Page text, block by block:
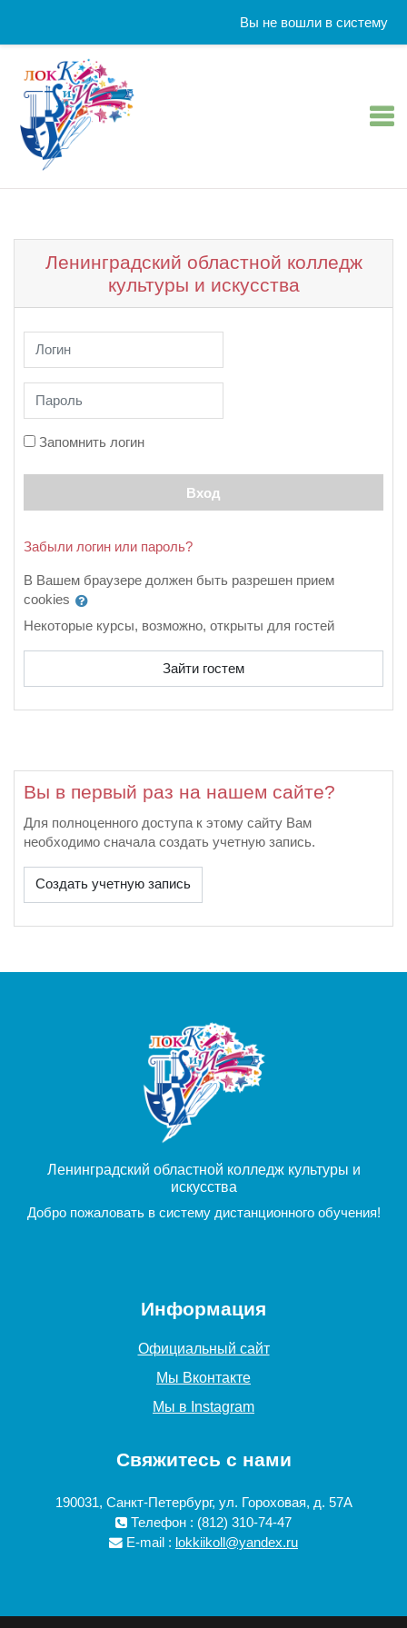
Вы не вошли в систему
Ленинградский областной колледж
культуры и искусства
Запомнить логин
Вход
Забыли логин или пароль?
В Вашем браузере должен быть разрешен прием
cookies
Некоторые курсы, возможно, открыты для гостей
Зайти гостем
Вы в первый раз на нашем сайте?
Для полноценного доступа к этому сайту Вам
необходимо сначала создать учетную запись.
Создать учетную запись
Ленинградский областной колледж культуры и
искусства
Добро пожаловать в систему дистанционного обучения!
Информация
Официальный сайт
Мы Вконтакте
Мы в Instagram
Свяжитесь с нами
190031, Санкт-Петербург, ул. Гороховая, д. 57А
Телефон : (812) 310-74-47
E-mail : lokkiikoll@yandex.ru